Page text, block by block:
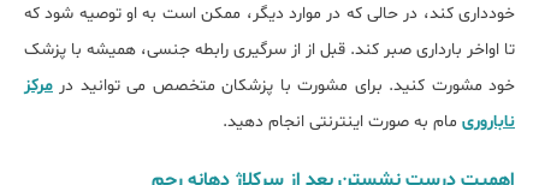
خودداری کند، در حالی که در موارد دیگر، ممکن است به او توصیه شود که
تا اواخر بارداری صبر کند. قبل از از سرگیری رابطه جنسی، همیشه با پزشک
خود مشورت کنید. برای مشورت با پزشکان متخصص می توانید در مرکز
ناباروری مام به صورت اینترنتی انجام دهید.